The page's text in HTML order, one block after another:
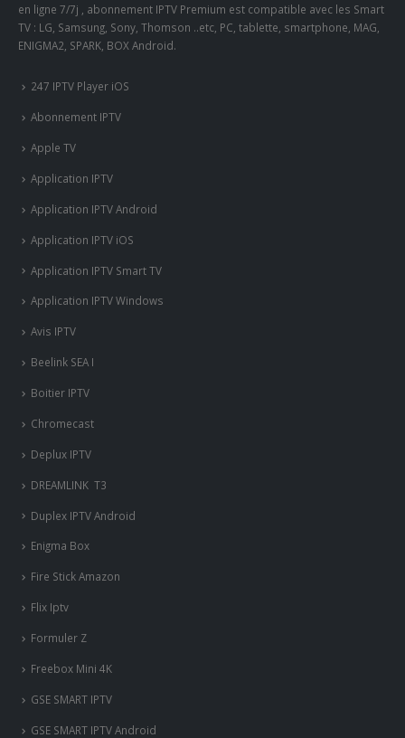
en ligne 7/7j , abonnement IPTV Premium est compatible avec les Smart
TV : LG, Samsung, Sony, Thomson ..etc, PC, tablette, smartphone, MAG,
ENIGMA2, SPARK, BOX Android.
247 IPTV Player iOS
Abonnement IPTV
Apple TV
Application IPTV
Application IPTV Android
Application IPTV iOS
Application IPTV Smart TV
Application IPTV Windows
Avis IPTV
Beelink SEA I
Boitier IPTV
Chromecast
Deplux IPTV
DREAMLINK T3
Duplex IPTV Android
Enigma Box
Fire Stick Amazon
Flix Iptv
Formuler Z
Freebox Mini 4K
‎GSE SMART IPTV
GSE SMART IPTV Android